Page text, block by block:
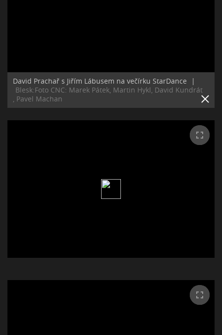
David Prachař s Jiřím Lábusem na večírku StarDance
|
Blesk:Foto CNC: Marek Pátek, Martin Hykl, David Kundrát
, Pavel Machan